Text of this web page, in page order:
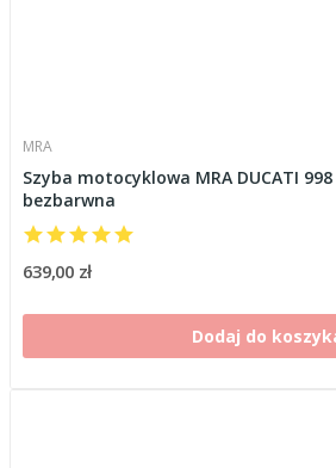
MRA
Szyba motocyklowa MRA DUCATI
bezbarwna
639,00 zł
Dodaj do